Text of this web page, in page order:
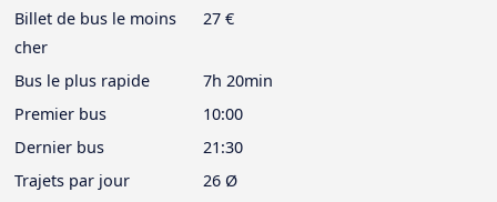
Billet de bus le moins
cher
27 €
Bus le plus rapide
7h 20min
Premier bus
10:00
Dernier bus
21:30
Trajets par jour
26 Ø